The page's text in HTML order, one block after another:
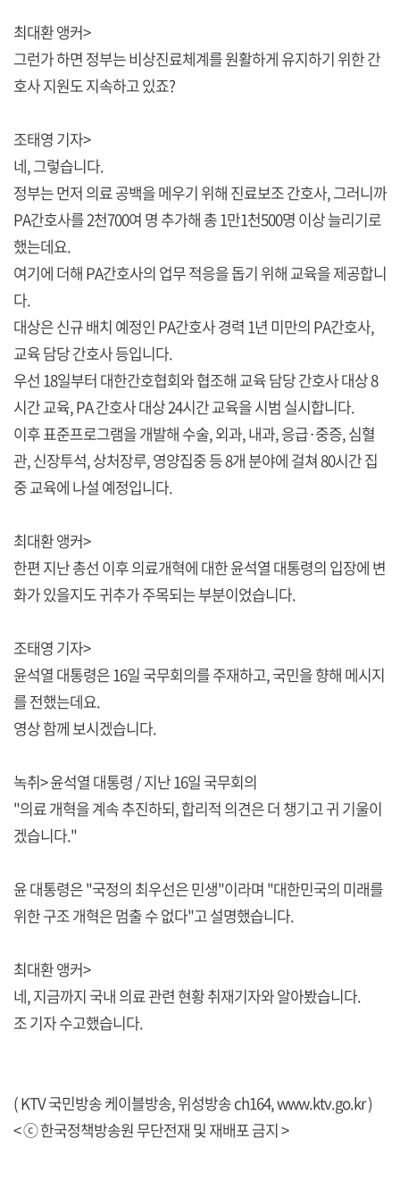
최대환 앵커>
그런가 하면 정부는 비상진료체계를 원활하게 유지하기 위한 간
호사 지원도 지속하고 있죠?
조태영 기자>
네, 그렇습니다.
정부는 먼저 의료 공백을 메우기 위해 진료보조 간호사, 그러니까
PA간호사를 2천700여 명 추가해 총 1만1천500명 이상 늘리기로
했는데요.
여기에 더해 PA간호사의 업무 적응을 돕기 위해 교육을 제공합니
다.
대상은 신규 배치 예정인 PA간호사 경력 1년 미만의 PA간호사,
교육 담당 간호사 등입니다.
우선 18일부터 대한간호협회와 협조해 교육 담당 간호사 대상 8
시간 교육, PA 간호사 대상 24시간 교육을 시범 실시합니다.
이후 표준프로그램을 개발해 수술, 외과, 내과, 응급·중증, 심혈
관, 신장투석, 상처장루, 영양집중 등 8개 분야에 걸쳐 80시간 집
중 교육에 나설 예정입니다.
최대환 앵커>
한편 지난 총선 이후 의료개혁에 대한 윤석열 대통령의 입장에 변
화가 있을지도 귀추가 주목되는 부분이었습니다.
조태영 기자>
윤석열 대통령은 16일 국무회의를 주재하고, 국민을 향해 메시지
를 전했는데요.
영상 함께 보시겠습니다.
녹취> 윤석열 대통령 / 지난 16일 국무회의
"의료 개혁을 계속 추진하되, 합리적 의견은 더 챙기고 귀 기울이
겠습니다."
윤 대통령은 "국정의 최우선은 민생"이라며 "대한민국의 미래를
위한 구조 개혁은 멈출 수 없다"고 설명했습니다.
최대환 앵커>
네, 지금까지 국내 의료 관련 현황 취재기자와 알아봤습니다.
조 기자 수고했습니다.
( KTV 국민방송 케이블방송, 위성방송 ch164,www.ktv.go.kr)
< ⓒ 한국정책방송원 무단전재 및 재배포 금지 >